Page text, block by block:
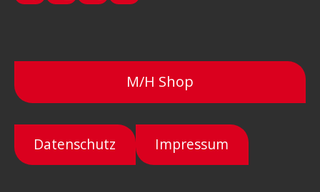
M/H Shop
Datenschutz Impressum